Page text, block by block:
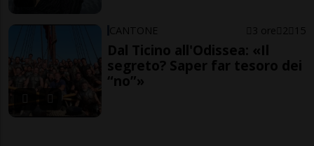
CANTONE 3 ore 2 15
Dal Ticino all'Odissea: «Il
segreto? Saper far tesoro dei
“no”»